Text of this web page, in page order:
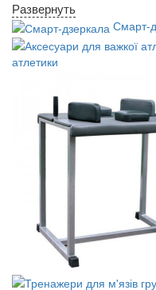
Развернуть
Смарт-
атлетики